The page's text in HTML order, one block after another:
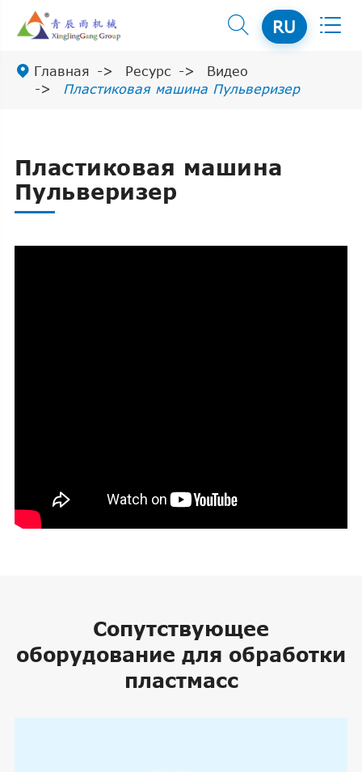
 RU 
 Главная Ресурс
Видео
Пластиковая машина Пульверизер
Пластиковая машина
Пульверизер
Сопутствующее
оборудование для обработки
пластмасс